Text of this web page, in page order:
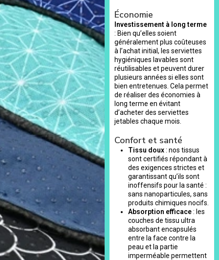
Économie
Investissement à long terme
: Bien qu’elles soient
généralement plus coûteuses
à l’achat initial, les serviettes
hygiéniques lavables sont
réutilisables et peuvent durer
plusieurs années si elles sont
bien entretenues. Cela permet
de réaliser des économies à
long terme en évitant
d’acheter des serviettes
jetables chaque mois.
Confort et santé
Tissu doux: nos tissus
sont certifiés répondant à
des exigences strictes et
garantissant qu’ils sont
inoffensifs pour la santé :
sans nanoparticules, sans
produits chimiques nocifs.
Absorption efficace: les
couches de tissu ultra
absorbant encapsulés
entre la face contre la
peau et la partie
imperméable permettent